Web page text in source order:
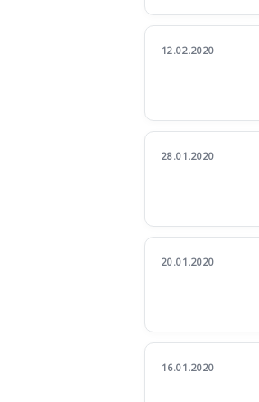
12.02.2020
28.01.2020
20.01.2020
16.01.2020